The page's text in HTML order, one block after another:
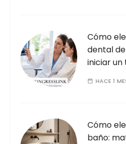
Cómo
dental
iniciar
HACE 1
Cómo
baño: